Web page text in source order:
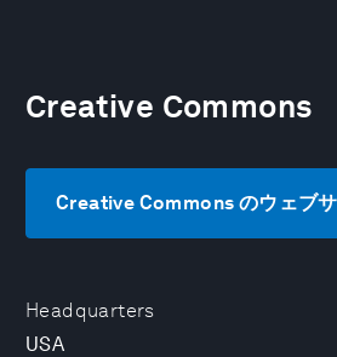
Headquarters
USA
Creative Commons
Creative Commons のウェブ